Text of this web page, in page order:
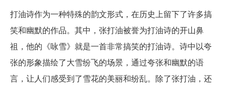
打油诗作为一种特殊的韵文形式，在历史上留下了许多搞
笑和幽默的作品。其中，张打油被誉为打油诗的开山鼻
祖，他的《咏雪》就是一首非常搞笑的打油诗。诗中以夸
张的形象描绘了大雪纷飞的场景，通过夸张和幽默的语
言，让人们感受到了雪花的美丽和纷乱。除了张打油，还